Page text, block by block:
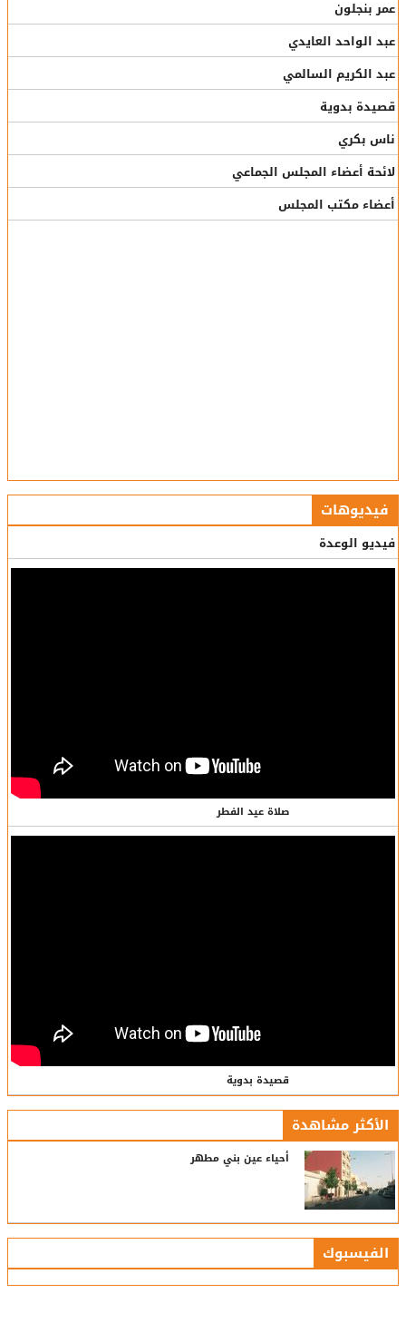
عمر بنجلون
عبد الواحد العايدي
عبد الكريم السالمي
قصيدة بدوية
ناس بكري
لائحة أعضاء المجلس الجماعي
أعضاء مكتب المجلس
فيديوهات
فيديو الوعدة
صلاة عيد الفطر
قصيدة بدوية
الأكثر مشاهدة
أحياء عين بني مطهر
الفيسبوك